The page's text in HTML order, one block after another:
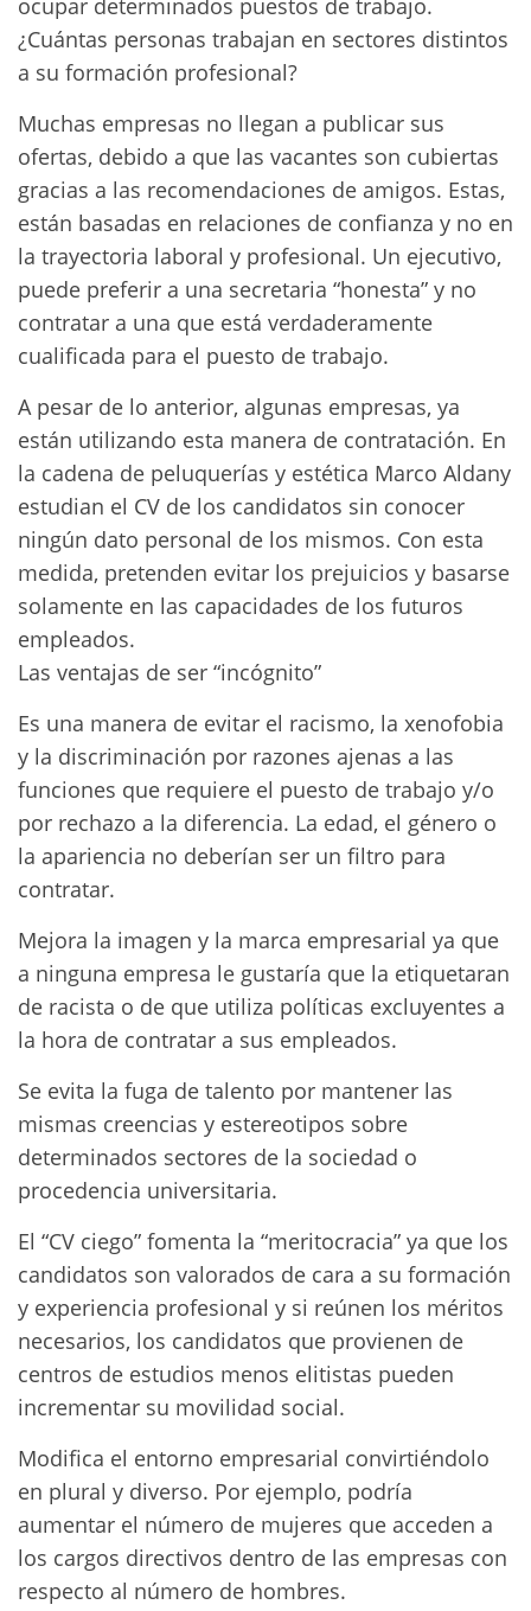
ocupar determinados puestos de trabajo.
¿Cuántas personas trabajan en sectores distintos
a su formación profesional?
Muchas empresas no llegan a publicar sus
ofertas, debido a que las vacantes son cubiertas
gracias a las recomendaciones de amigos. Estas,
están basadas en relaciones de confianza y no en
la trayectoria laboral y profesional. Un ejecutivo,
puede preferir a una secretaria “honesta” y no
contratar a una que está verdaderamente
cualificada para el puesto de trabajo.
A pesar de lo anterior, algunas empresas, ya
están utilizando esta manera de contratación. En
la cadena de peluquerías y estética Marco Aldany
estudian el CV de los candidatos sin conocer
ningún dato personal de los mismos. Con esta
medida, pretenden evitar los prejuicios y basarse
solamente en las capacidades de los futuros
empleados.
Las ventajas de ser “incógnito”
Es una manera de evitar el racismo, la xenofobia
y la discriminación por razones ajenas a las
funciones que requiere el puesto de trabajo y/o
por rechazo a la diferencia. La edad, el género o
la apariencia no deberían ser un filtro para
contratar.
Mejora la imagen y la marca empresarial ya que
a ninguna empresa le gustaría que la etiquetaran
de racista o de que utiliza políticas excluyentes a
la hora de contratar a sus empleados.
Se evita la fuga de talento por mantener las
mismas creencias y estereotipos sobre
determinados sectores de la sociedad o
procedencia universitaria.
El “CV ciego” fomenta la “meritocracia” ya que los
candidatos son valorados de cara a su formación
y experiencia profesional y si reúnen los méritos
necesarios, los candidatos que provienen de
centros de estudios menos elitistas pueden
incrementar su movilidad social.
Modifica el entorno empresarial convirtiéndolo
en plural y diverso. Por ejemplo, podría
aumentar el número de mujeres que acceden a
los cargos directivos dentro de las empresas con
respecto al número de hombres.